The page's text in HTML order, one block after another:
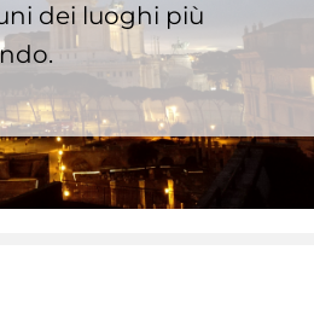
dei luoghi più